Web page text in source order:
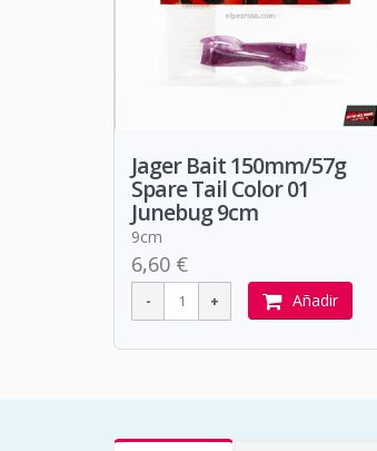
Jager Bait 150mm/57g
Spare Tail Color 01
Junebug 9cm
9cm
6,60 €
Añadir